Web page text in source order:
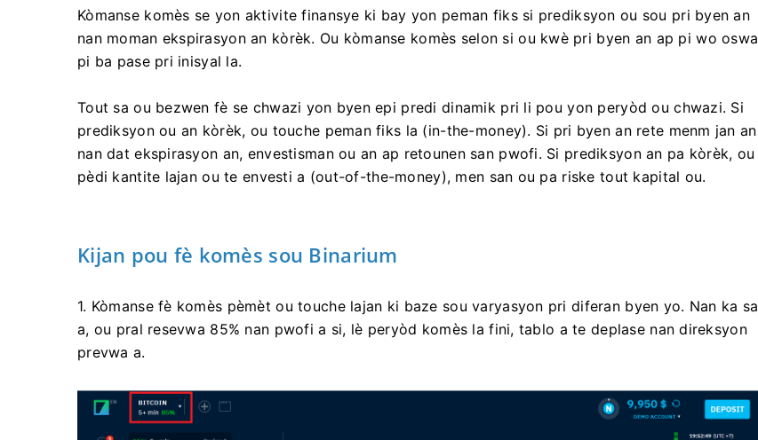
Kòmanse komès se yon aktivite finansye ki bay yon peman fiks si prediksyon ou sou pri byen an
nan moman ekspirasyon an kòrèk. Ou kòmanse komès selon si ou kwè pri byen an ap pi wo oswa
pi ba pase pri inisyal la.
Tout sa ou bezwen fè se chwazi yon byen epi predi dinamik pri li pou yon peryòd ou chwazi. Si
prediksyon ou an kòrèk, ou touche peman fiks la (in-the-money). Si pri byen an rete menm jan an
nan dat ekspirasyon an, envestisman ou an ap retounen san pwofi. Si prediksyon an pa kòrèk, ou
pèdi kantite lajan ou te envesti a (out-of-the-money), men san ou pa riske tout kapital ou.
Kijan pou fè komès sou Binarium
1. Kòmanse fè komès pèmèt ou touche lajan ki baze sou varyasyon pri diferan byen yo. Nan ka sa
a, ou pral resevwa 85% nan pwofi a si, lè peryòd komès la fini, tablo a te deplase nan direksyon
prevwa a.